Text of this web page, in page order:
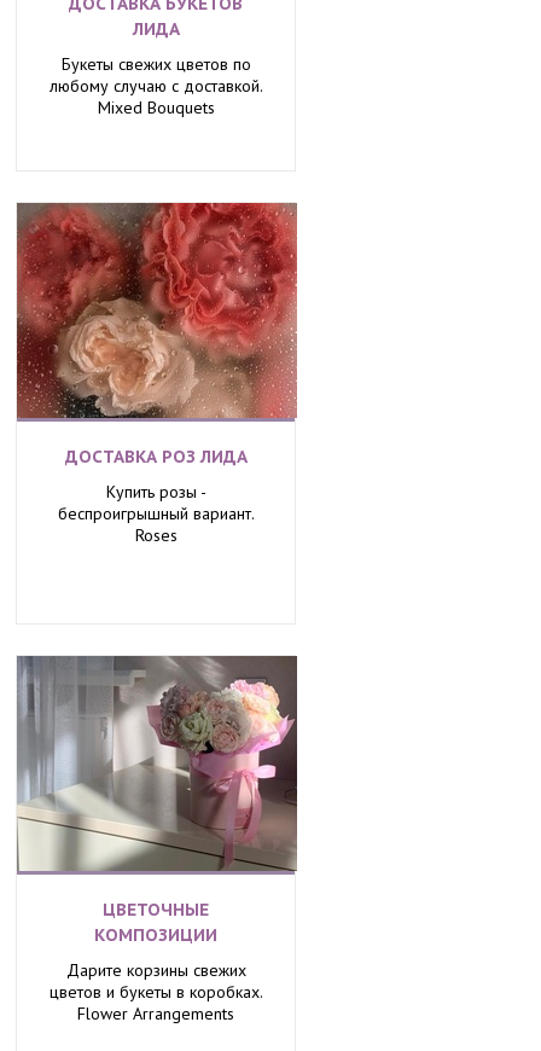
ЛИДА
Букеты свежих цветов по
любому случаю с доставкой.
Mixed Bouquets
ДОСТАВКА РОЗ ЛИДА
Купить розы -
беспроигрышный вариант.
Roses
ЦВЕТОЧНЫЕ
КОМПОЗИЦИИ
Дарите корзины свежих
цветов и букеты в коробках.
Flower Arrangements